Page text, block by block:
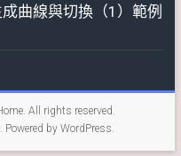
曲線與切換（1）範例
. All rights reserved.
by WordPress.